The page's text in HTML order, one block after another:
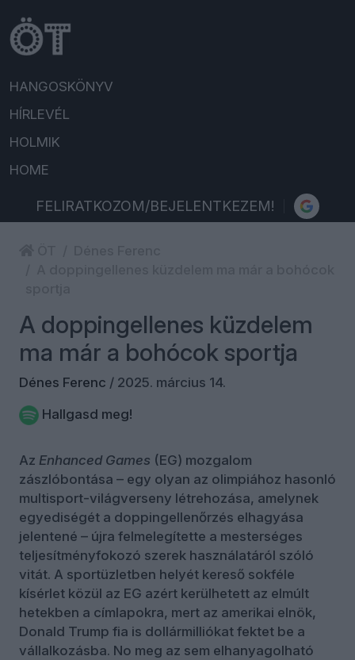
HANGOSKÖNYV
HÍRLEVÉL
HOLMIK
HOME
FELIRATKOZOM/BEJELENTKEZEM!
A doppingellenes küzdelem
ma már a bohócok sportja
Dénes Ferenc / 2025. március 14.
Hallgasd meg!
Az Enhanced Games (EG) mozgalom
zászlóbontása – egy olyan az olimpiához hasonló
multisport-világverseny létrehozása, amelynek
egyediségét a doppingellenőrzés elhagyása
jelentené – újra felmelegítette a mesterséges
teljesítményfokozó szerek használatáról szóló
vitát. A sportüzletben helyét kereső sokféle
kísérlet közül az EG azért kerülhetett az elmúlt
hetekben a címlapokra, mert az amerikai elnök,
Donald Trump fia is dollármilliókat fektet be a
vállalkozásba. No meg az sem elhanyagolható